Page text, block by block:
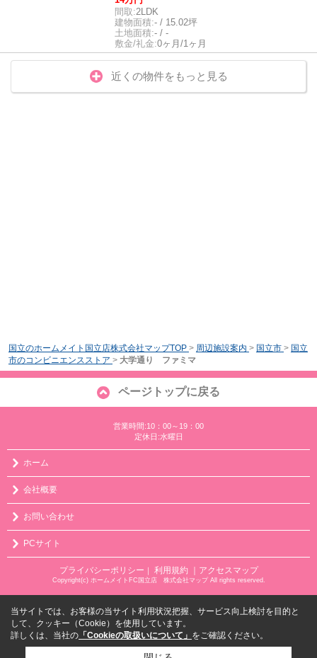
間取:2LDK
建物面積:- / 15.02坪
土地面積:- / -
敷金/礼金:0ヶ月/1ヶ月
近くの物件をもっと見る
国立のホームメイト国立店株式会社マップTOP > 周辺施設案内 > 国立市 > 国立
市のコンビニエンスストア > 大学通り ファミマ
ページトップに戻る
営業時間:10：00～19：00
定休日:水曜日
ホーム
会社概要
お問い合わせ
PCサイト
プライバシーポリシー ｜ 利用規約 ｜アクセスマップ
Copyright(c) ホームメイトFC国立店 株式会社マップ All rights reserved.
当サイトでは、お客様の当サイト利用状況把握、サービス向上検討を目的と
して、クッキー（Cookie）を使用しています。
詳しくは、当社の 「Cookieの取扱いについて」 をご確認ください。